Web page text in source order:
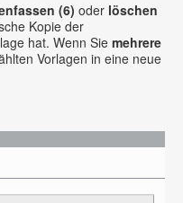
(6) oder löschen
Kopie der
hat. Wenn Siemehrere
Vorlagen in eine neue